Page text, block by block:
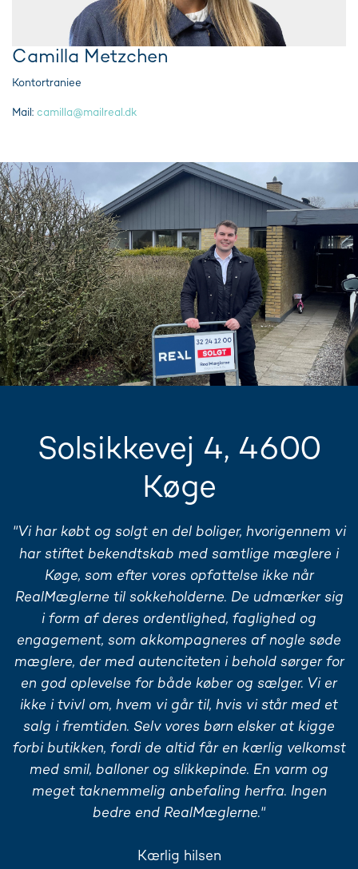
Camilla Metzchen
Kontortraniee
Mail: camilla@mailreal.dk
Solsikkevej 4, 4600
Køge
"Vi har købt og solgt en del boliger, hvorigennem vi
har stiftet bekendtskab med samtlige mæglere i
Køge, som efter vores opfattelse ikke når
RealMæglerne til sokkeholderne. De udmærker sig
i form af deres ordentlighed, faglighed og
engagement, som akkompagneres af nogle søde
mæglere, der med autenciteten i behold sørger for
en god oplevelse for både køber og sælger. Vi er
ikke i tvivl om, hvem vi går til, hvis vi står med et
salg i fremtiden. Selv vores børn elsker at kigge
forbi butikken, fordi de altid får en kærlig velkomst
med smil, balloner og slikkepinde. En varm og
meget taknemmelig anbefaling herfra. Ingen
bedre end RealMæglerne."
Kærlig hilsen